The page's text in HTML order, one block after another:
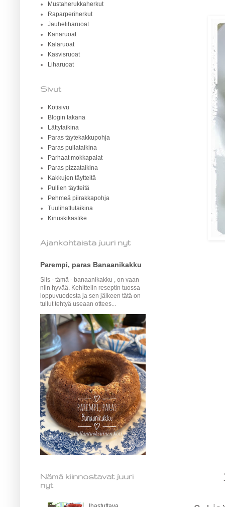
Mustaherukkaherkut
Raparperiherkut
Jauheliharuoat
Kanaruoat
Kalaruoat
Kasvisruoat
Liharuoat
Sivut
Kotisivu
Blogin takana
Lättytaikina
Paras täytekakkupohja
Paras pullataikina
Parhaat mokkapalat
Paras pizzataikina
Kakkujen täytteitä
Pullien täytteitä
Pehmeä piirakkapohja
Tuulihattutaikina
Kinuskikastike
Ajankohtaista juuri nyt
Parempi, paras Banaanikakku
Siis - tämä - banaanikakku , on vaan
niin hyvää. Kehittelin reseptin tuossa
loppuvuodesta ja sen jälkeen tätä on
tullut tehtyä useaan ottees...
Nämä kiinnostavat juuri
nyt